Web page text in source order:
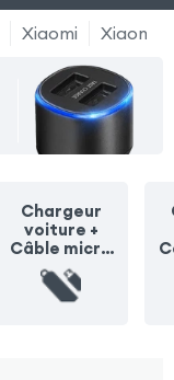
Xiaomi Xiaomi
Chargeur
voiture +
Câble micro
USB